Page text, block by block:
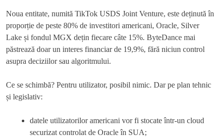
Noua entitate, numită TikTok USDS Joint Venture, este deținută în
proporție de peste 80% de investitori americani, Oracle, Silver
Lake și fondul MGX dețin fiecare câte 15%. ByteDance mai
păstrează doar un interes financiar de 19,9%, fără niciun control
asupra deciziilor sau algoritmului.
Ce se schimbă? Pentru utilizator, posibil nimic. Dar pe plan tehnic
și legislativ:
datele utilizatorilor americani vor fi stocate într-un cloud
securizat controlat de Oracle în SUA;